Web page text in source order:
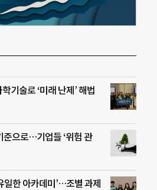
기술로 ‘미래 난제’ 해법
준으로…기업들 ‘위험 관
일한 아카데미’…조별 과제